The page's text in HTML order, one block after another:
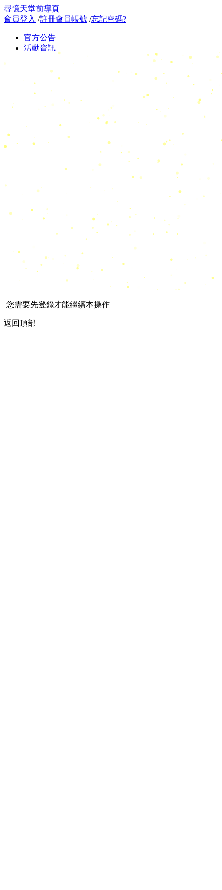
尋憶天堂前導頁|
會員登入 /註冊會員帳號 /忘記密碼?
您需要先登錄才能繼續本操作
返回頂部